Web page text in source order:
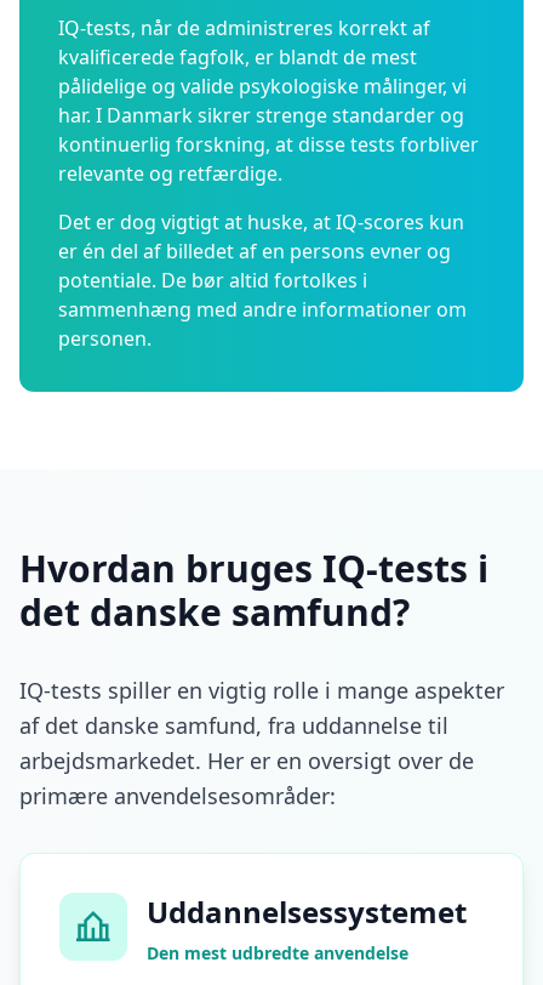
IQ-tests, når de administreres korrekt af
kvalificerede fagfolk, er blandt de mest
pålidelige og valide psykologiske målinger, vi
har. I Danmark sikrer strenge standarder og
kontinuerlig forskning, at disse tests forbliver
relevante og retfærdige.
Det er dog vigtigt at huske, at IQ-scores kun
er én del af billedet af en persons evner og
potentiale. De bør altid fortolkes i
sammenhæng med andre informationer om
personen.
Hvordan bruges IQ-tests i
det danske samfund?
IQ-tests spiller en vigtig rolle i mange aspekter
af det danske samfund, fra uddannelse til
arbejdsmarkedet. Her er en oversigt over de
primære anvendelsesområder:
Uddannelsessystemet
Den mest udbredte anvendelse